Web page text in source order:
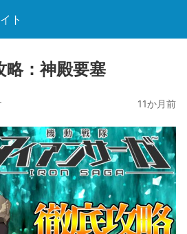
ト
略：神殿要塞
11か月前